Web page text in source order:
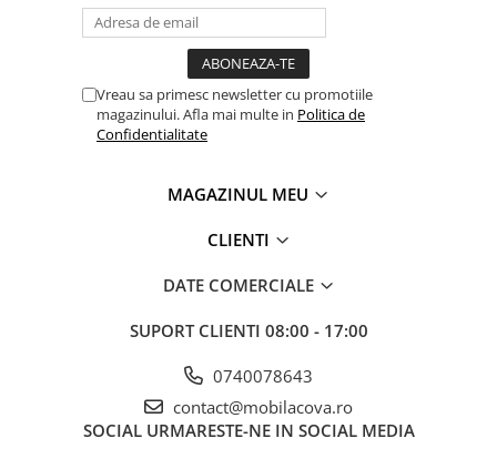
Vreau sa primesc newsletter cu promotiile
magazinului. Afla mai multe in Politica de
Confidentialitate
MAGAZINUL MEU
CLIENTI
DATE COMERCIALE
SUPORT CLIENTI 08:00 - 17:00
0740078643
contact@mobilacova.ro
SOCIAL URMARESTE-NE IN SOCIAL MEDIA